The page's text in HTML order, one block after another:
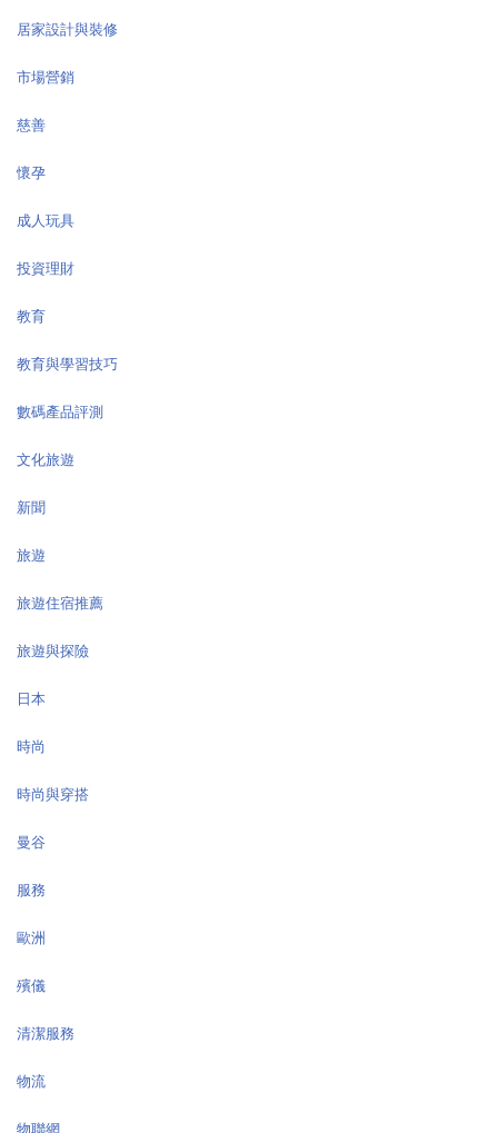
居家設計與裝修
市場營銷
慈善
懷孕
成人玩具
投資理財
教育
教育與學習技巧
數碼產品評測
文化旅遊
新聞
旅遊
旅遊住宿推薦
旅遊與探險
日本
時尚
時尚與穿搭
曼谷
服務
歐洲
殯儀
清潔服務
物流
物聯網